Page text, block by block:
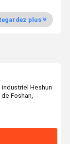
plus
industriel Heshun
Foshan,